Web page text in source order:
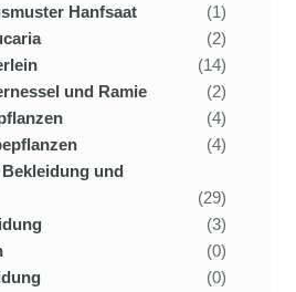
Hanfsaat
(1)
(2)
(14)
und Ramie
(2)
(4)
(4)
und
(29)
(3)
(0)
(0)